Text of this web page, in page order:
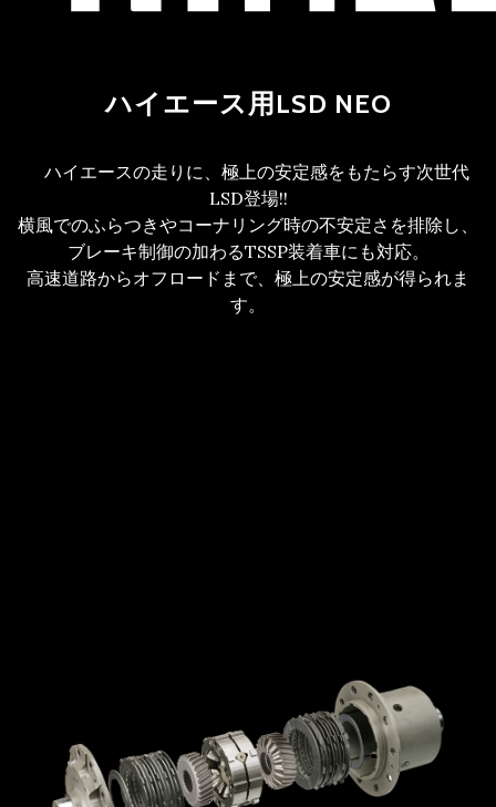
ハイエース 用LSD NEO
ハイエースの走りに、極上の安定感をもたらす次世代
LSD登場!!
横風でのふらつきやコーナリング時の不安定さを排除し、
ブレーキ制御の加わるTSSP装着車にも対応。
高速道路からオフロードまで、極上の安定感が得られま
す。